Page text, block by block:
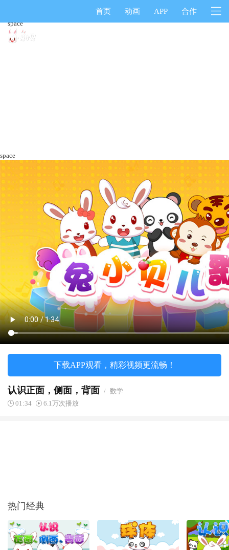
首页 动画 APP 合作
space
space
下载APP观看，精彩视频更流畅！
认识正面，侧面，背面 / 数学
01:34
6.1万次播放
热门经典